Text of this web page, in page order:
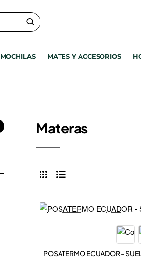
MOCHILAS MATES Y ACCESORIOS
Materas
POSATERMO ECUADOR -